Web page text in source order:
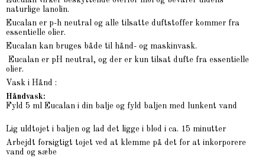
naturlige lanolin.
Eucalan er p-h neutral og alle tilsatte duftstoffer kommer fra
essentielle olier.
Eucalan kan bruges både til hånd- og maskinvask.
Eucalan er pH neutral, og der er kun tilsat dufte fra essentielle
olier.
Vask i Hånd :
Håndvask:
Fyld 5 ml Eucalan i din balje og fyld baljen med lunkent vand
Lig uldtøjet i baljen og lad det ligge i blød i ca. 15 minutter
Arbejdt forsigtigt tøjet ved at klemme på det for at inkorporere
vand og sæbe